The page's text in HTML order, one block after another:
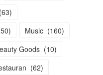
(63)
50) Music (160)
Goods (10)
(62)